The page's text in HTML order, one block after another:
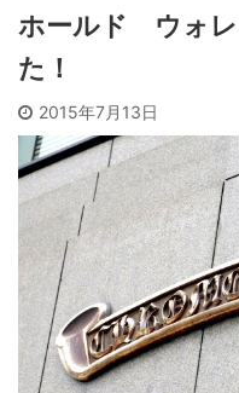
ホールド ウォレ
た！
2015年7月13日